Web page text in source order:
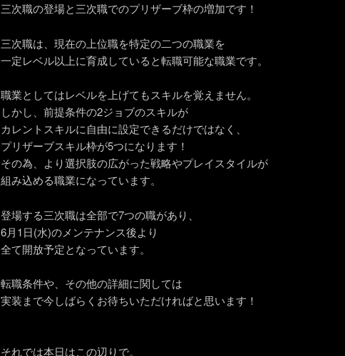
三次職の登場と三次職でのプリザーブ枠の増加です！
三次職は、現在の上位職を特定の二つの職業を
一定レベル以上に育成していると転職可能な職業です。
職業としてはレベルを上げてもスキルを覚えません。
しかし、前提条件の2ジョブのスキルが
カレントスキルに自由に設定できるだけではなく、
プリザーブスキル枠が5つになります！
その為、より選択肢の広がった戦略やプレイスタイルが
組み込める職業になっています。
登場する三次職は全部で7つの職があり、
6月1日(水)のメンテナンス後より
全て開放予定となっています。
転職条件や、その他の詳細に関しては
実装まで今しばらくお待ちいただければと思います！
それでは本日はこの辺りで。